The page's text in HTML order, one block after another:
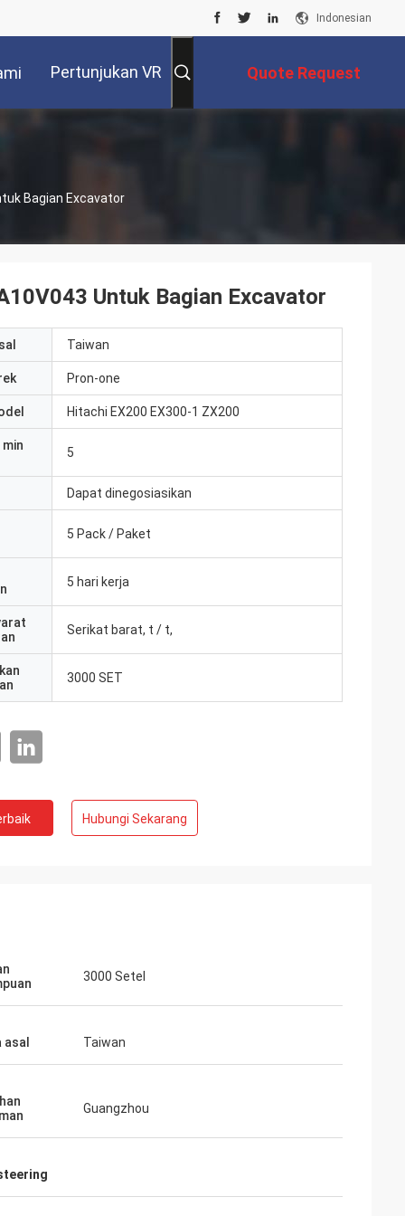
Indonesian
Pertunjukan VR Quote Request
Bagian Excavator
Untuk Bagian Excavator
Taiwan
Pron-one
Hitachi EX200 EX300-1 ZX200
5
Dapat dinegosiasikan
5 Pack / Paket
5 hari kerja
Serikat barat, t / t,
3000 SET
Hubungi Sekarang
3000 Setel
asal Taiwan
Guangzhou